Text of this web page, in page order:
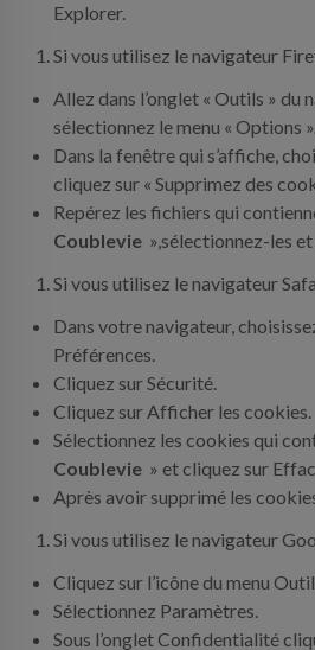
Explorer.
Si vous utilisez le navigateur
Allez dans l’onglet « Outils » du
sélectionnez le menu « Options ».
Dans la fenêtre qui s’affiche,
cliquez sur « Supprimez des
Repérez les fichiers qui
Coublevie »,sélectionnez-les
Si vous utilisez le navigateur
Dans votre navigateur,
Préférences.
Cliquez sur Sécurité.
Cliquez sur Afficher les cookies.
Sélectionnez les cookies qui
Coublevie » et cliquez sur
Après avoir supprimé les
Si vous utilisez le navigateur
Cliquez sur l’icône du menu
Sélectionnez Paramètres.
Sous l’onglet Confidentialité